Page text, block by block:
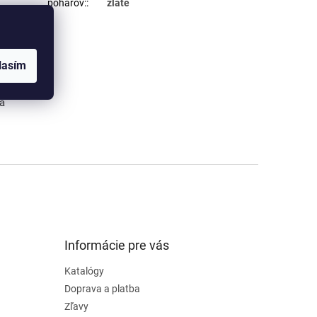
pohárov::
zlaté
Informácie pre vás
Katalógy
Doprava a platba
Zľavy